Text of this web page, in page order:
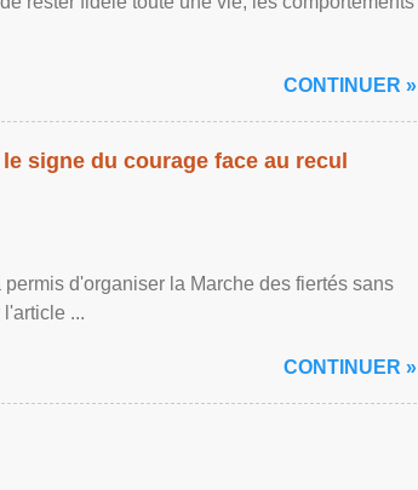
CONTINUER »
signe du courage face au recul
d'organiser la Marche des fiertés sans
...
CONTINUER »